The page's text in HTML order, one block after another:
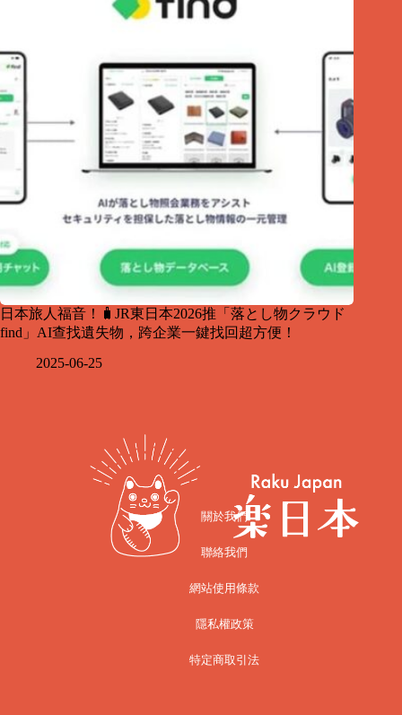
日本旅人福音！🧳JR東日本2026推「落とし物クラウド
find」AI查找遺失物，跨企業一鍵找回超方便！
2025-06-25
關於我們
聯絡我們
網站使用條款
隱私權政策
特定商取引法